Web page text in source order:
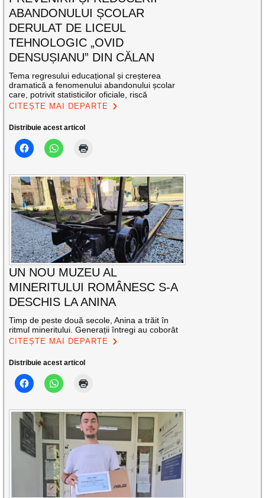
ABANDONULUI ȘCOLAR
DERULAT DE LICEUL
TEHNOLOGIC „OVID
DENSUȘIANU” DIN CĂLAN
Tema regresului educațional și creșterea
dramatică a fenomenului abandonului școlar
care, potrivit statisticilor oficiale, riscă
CITEȘTE MAI DEPARTE
Distribuie acest articol
UN NOU MUZEU AL
MINERITULUI ROMÂNESC S-A
DESCHIS LA ANINA
Timp de peste două secole, Anina a trăit în
ritmul mineritului. Generații întregi au coborât
CITEȘTE MAI DEPARTE
Distribuie acest articol